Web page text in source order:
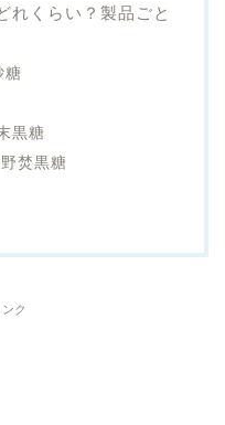
れくらい？製品ごと
糖
黒糖
焚黒糖
ク